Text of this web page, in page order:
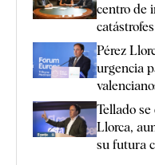
centro de
Pérez
urgencia
Tellado se
Llorca,
su futura